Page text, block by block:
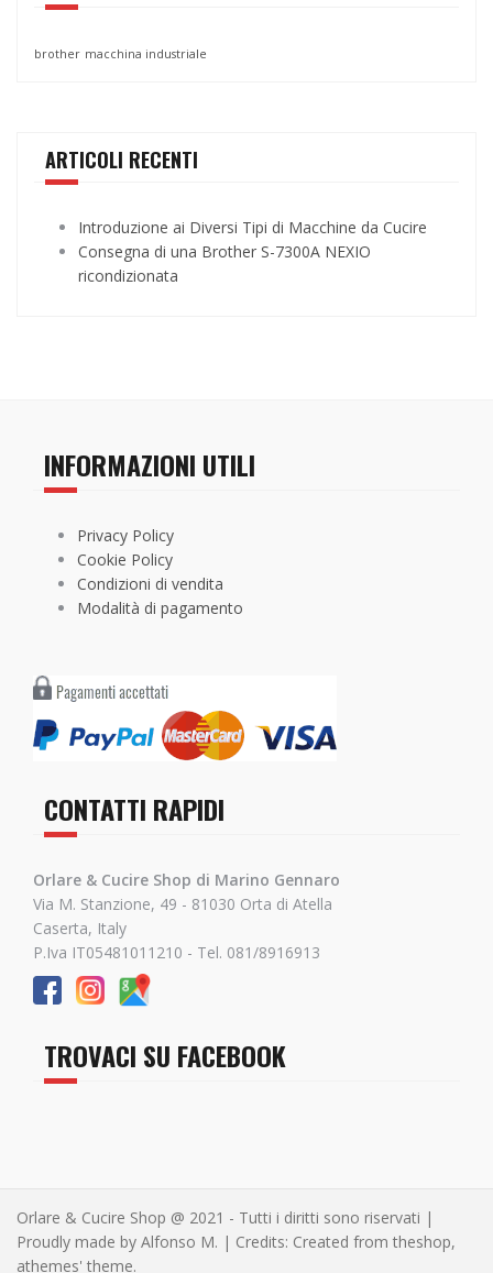
brother macchina industriale
ARTICOLI RECENTI
Introduzione ai Diversi Tipi di Macchine da Cucire
Consegna di una Brother S-7300A NEXIO
ricondizionata
INFORMAZIONI UTILI
Privacy Policy
Cookie Policy
Condizioni di vendita
Modalità di pagamento
CONTATTI RAPIDI
Orlare & Cucire Shop di Marino Gennaro
Via M. Stanzione, 49 - 81030 Orta di Atella
Caserta, Italy
P.Iva IT05481011210 - Tel. 081/8916913
TROVACI SU FACEBOOK
Orlare & Cucire Shop @ 2021 - Tutti i diritti sono riservati |
Proudly made by Alfonso M. | Credits: Created from theshop,
athemes' theme.